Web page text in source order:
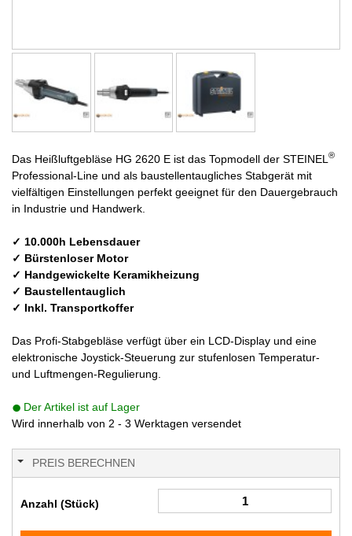
Das Heißluftgebläse HG 2620 E ist das Topmodell der STEINEL ®
Professional-Line und als baustellentaugliches Stabgerät mit
vielfältigen Einstellungen perfekt geeignet für den Dauergebrauch
in Industrie und Handwerk.
✓ 10.000h Lebensdauer
✓ Bürstenloser Motor
✓ Handgewickelte Keramikheizung
✓ Baustellentauglich
✓ Inkl. Transportkoffer
Das Profi-Stabgebläse verfügt über ein LCD-Display und eine
elektronische Joystick-Steuerung zur stufenlosen Temperatur-
und Luftmengen-Regulierung.
Der Artikel ist auf Lager
Wird innerhalb von 2 - 3 Werktagen versendet
PREIS BERECHNEN
Anzahl (Stück)